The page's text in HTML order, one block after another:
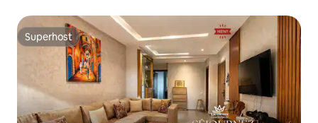
Superhost
Superhost